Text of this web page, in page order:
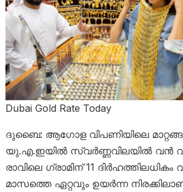
Dubai Gold Rate Today
ദുബൈ: ആഗോള വിപണിയിലെ
യു.എ.ഇയിൽ സ്വർണ്ണവിലയിൽ വൻ
രാവിലെ ഗ്രാമിന് 11
മാസത്തെ ഏറ്റവും ഉയർന്ന